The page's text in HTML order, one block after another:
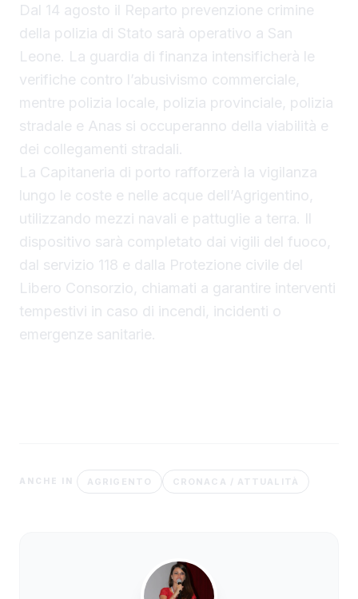
Dal 14 agosto il Reparto prevenzione crimine
della polizia di Stato sarà operativo a San
Leone. La guardia di finanza intensificherà le
verifiche contro l’abusivismo commerciale,
mentre polizia locale, polizia provinciale, polizia
stradale e Anas si occuperanno della viabilità e
dei collegamenti stradali.
La Capitaneria di porto rafforzerà la vigilanza
lungo le coste e nelle acque dell’Agrigentino,
utilizzando mezzi navali e pattuglie a terra. Il
dispositivo sarà completato dai vigili del fuoco,
dal servizio 118 e dalla Protezione civile del
Libero Consorzio, chiamati a garantire interventi
tempestivi in caso di incendi, incidenti o
emergenze sanitarie.
ANCHE IN AGRIGENTO CRONACA / ATTUALITÀ